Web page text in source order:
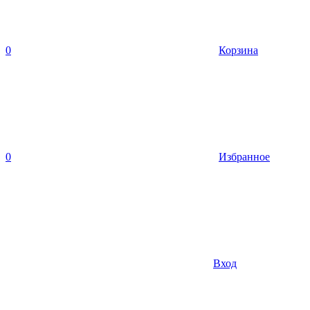
0 Корзина
0 Избранное
Вход